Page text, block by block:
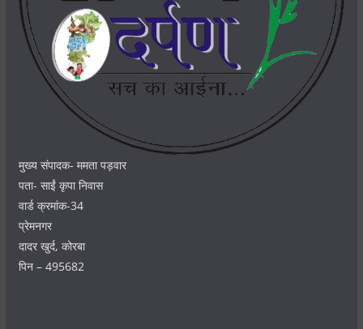
मुख्य संपादक- ममता पड़वार
पता- साईं कृपा निवास
वार्ड क्रमांक-34
प्रेमनगर
दादर खुर्द, कोरबा
पिन – 495682